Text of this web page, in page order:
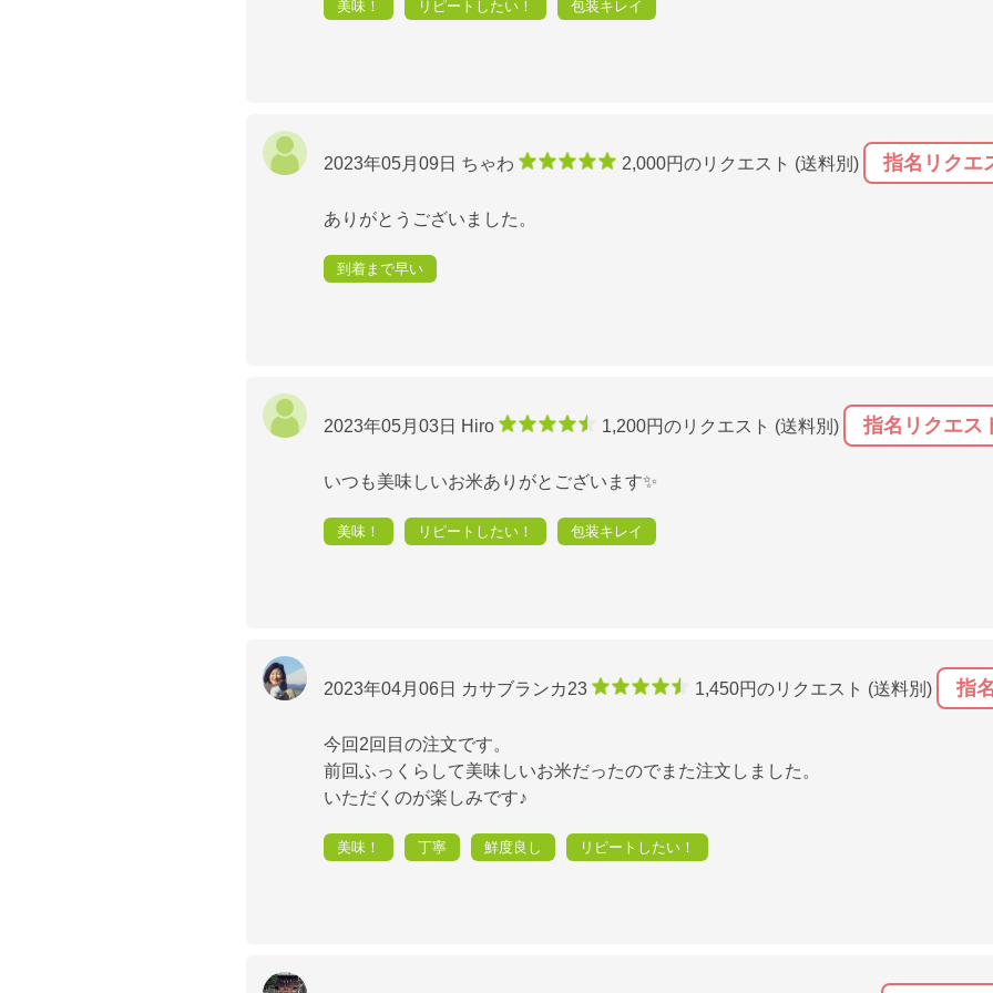
美味！ リピートしたい！ 包装キレイ
2023年05月09日 ちゃわ 2,000円のリクエスト (送料別) 指名リクエ
ありがとうございました。
到着まで早い
2023年05月03日 Hiro 1,200円のリクエスト (送料別) 指名リクエス
いつも美味しいお米ありがとございます✨
美味！ リピートしたい！ 包装キレイ
2023年04月06日 カサブランカ23 1,450円のリクエスト (送料別) 指
今回2回目の注文です。
前回ふっくらして美味しいお米だったのでまた注文しました。
いただくのが楽しみです♪
美味！ 丁寧 鮮度良し リピートしたい！